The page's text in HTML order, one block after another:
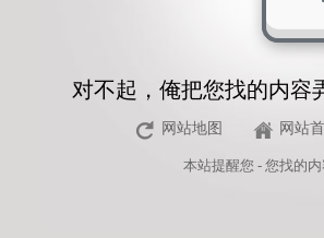
对不起，俺把您找的内容
网站地图 网站
本站提醒您 - 您找的